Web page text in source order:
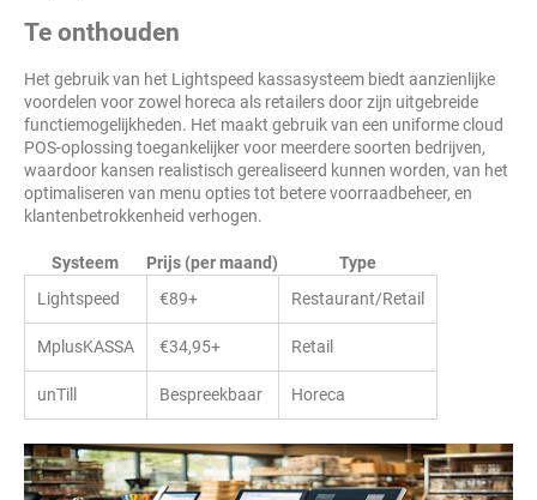
Te onthouden
Het gebruik van het Lightspeed kassasysteem biedt aanzienlijke
voordelen voor zowel horeca als retailers door zijn uitgebreide
functiemogelijkheden. Het maakt gebruik van een uniforme cloud
POS-oplossing toegankelijker voor meerdere soorten bedrijven,
waardoor kansen realistisch gerealiseerd kunnen worden, van het
optimaliseren van menu opties tot betere voorraadbeheer, en
klantenbetrokkenheid verhogen.
Systeem Prijs (per maand)
Type
Lightspeed
€89+ Restaurant/Retail
MplusKASSA €34,95+ Retail
unTill Bespreekbaar Horeca